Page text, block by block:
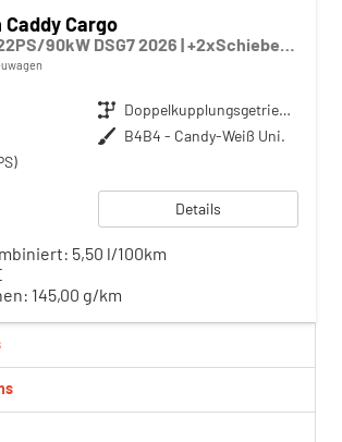
Cargo
2.0 TDI SCR 122PS/90kW DSG7 2026 | +2xSchiebetür +AHK +ParkAssist +RFK +PDC +ACC +LaneAssist +SideAssist +FrontAssist +LED +Licht&Sicht +Klima +Sitzhzg +KeylessStart +DigitalCockpit +10"Touch +CarPlay +Winterpaket
Getriebe
Doppelkupplungsgetriebe (DSG)
Außenfarbe B4B4 - Candy-Weiß Uni.
Details
5,50 l/100km
145,00 g/km